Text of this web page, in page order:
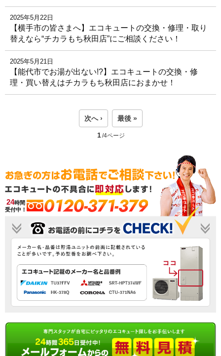
2025年5月22日
【横手市の皆さまへ】エコキュートの交換・修理・取り
替えなら“チカラもち秋田店”にご相談ください！
2025年5月21日
【能代市でお湯が出ない!?】エコキュートの交換・修
理・買い替えはチカラもち秋田店におまかせ！
次へ › 最後 »
1/4ページ
24時間
受付中！
0120-371-379